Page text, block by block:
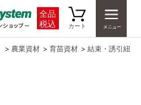
全品
税込
カート
> 農業資材 > 育苗資材 > 結束・誘引紐